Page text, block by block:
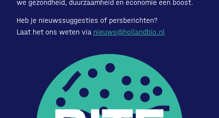
we gezondheid, duurzaamheid en economie een boost.
Heb je nieuwssuggesties of persberichten?
Laat het ons weten via nieuws@hollandbio.nl